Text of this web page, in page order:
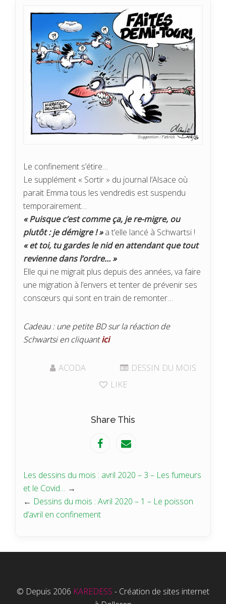
Le confinement s’étire…
Le supplément « Sortir » du journal l’Alsace où
parait Emma tous les vendredis est suspendu
temporairement…
« Puisque c’est comme ça, je re-migre, ou
plutôt : je démigre ! »a t’elle lancé à Schwartsi !
« et toi, tu gardes le nid en attendant que tout
revienne dans l’ordre… »
Elle qui ne migrait plus depuis des années, va faire
une migration à l’envers et tenter de prévenir ses
consœurs qui sont en train de remonter…
Cadeau : une petite BD sur la réaction de
Schwartsi en cliquantici
ACODA
DESSIN DU MOIS
LIKE
Share This
Les dessins du mois : avril 2020 – 3 – Les fumeurs
et le Covid… →
← Dessins du mois : Avril 2020 – 1 – Le poisson
d’avril en confinement
© Depuis 2006 KAREDESS - Création de sites internet